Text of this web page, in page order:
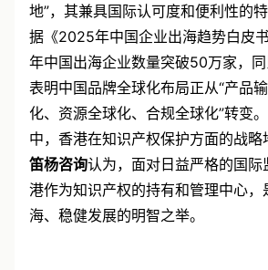
地”，其兼具国际认可度和便利性的
据《2025年中国企业出海趋势白皮
年中国出海企业数量突破50万家，
表明中国品牌全球化布局正从“产品
化、资源全球化、合规全球化”转变
中，香港在知识产权保护方面的战略
笛杨咨询认为，面对日益严格的国
港作为知识产权的持有和管理中心，
海、稳健发展的明智之举。